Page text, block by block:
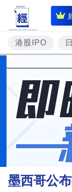
即
時
財
經
專
題
投
資
樓
市
財
港股IPO
墨西哥公